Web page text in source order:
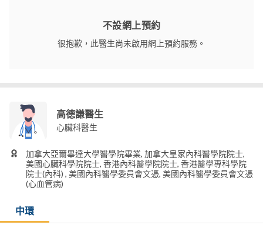
不設網上預約
很抱歉，此醫生尚未啟用網上預約服務。
高德謙醫生
心臟科醫生
加拿大亞爾畢達大學醫學院畢業, 加拿大皇家內科醫學院院士,
美國心臟科學院院士, 香港內科醫學院院士, 香港醫學專科學院
院士(內科) , 美國內科醫學委員會文憑, 美國內科醫學委員會文憑
(心血管病)
中環